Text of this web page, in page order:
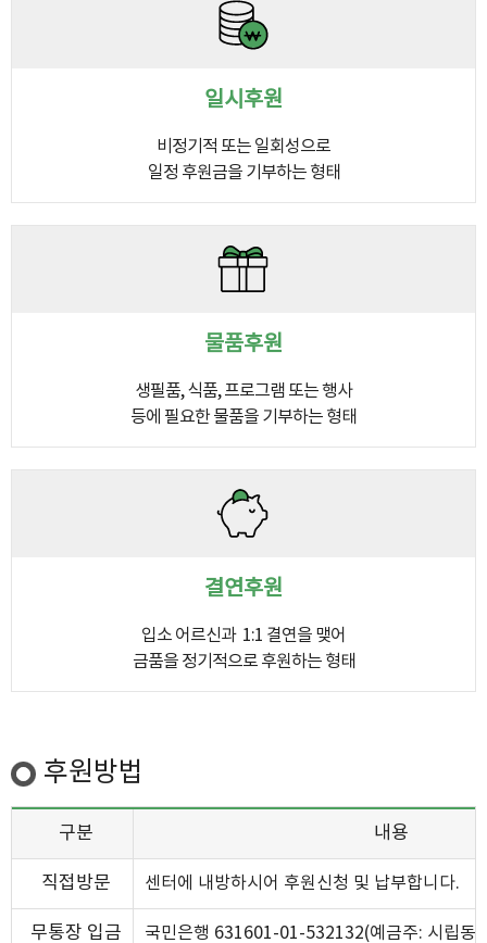
일시후원
비정기적 또는 일회성으로
일정 후원금을 기부하는 형태
물품후원
생필품, 식품, 프로그램 또는 행사
등에 필요한 물품을 기부하는 형태
결연후원
입소 어르신과 1:1 결연을 맺어
금품을 정기적으로 후원하는 형태
후원방법
구분 내용
직접방문 센터에 내방하시어 후원신청 및 납부합니다.
무통장 입금 국민은행 631601-01-532132(예금주: 시립동